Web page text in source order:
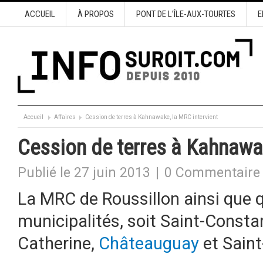
ACCUEIL À PROPOS PONT DE L’ÎLE-AUX-TOURTES
Accueil Affaires Cession de terres à Kahnawake, la MRC intervient
Cession de terres à
Publié le 27 juin 2013 0 Commentaire
La MRC de Roussillon ainsi que
municipalités, soit Saint-
Catherine, Châteauguay et